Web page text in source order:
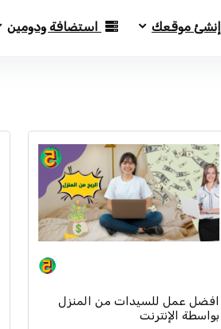
إنشئ موقعك استضافة ودومين
افضل عمل للسيدات من المنزل
بواسطة الإنترنت